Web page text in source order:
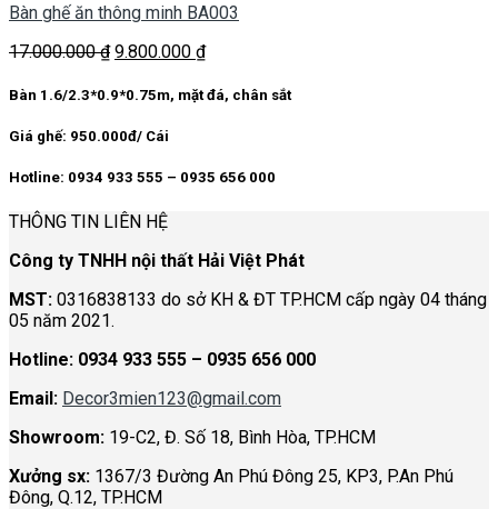
Bàn ghế ăn thông minh BA003
17.000.000₫ Giá
là:
9.800.000 ₫Giá
tại
Bàn 1.6/2.3*0.9*0.75m, mặt đá, chân sắt
Giá ghế: 950.000đ/ Cái
Hotline: 0934 933 555 – 0935 656 000
THÔNG TIN LIÊN HỆ
Công ty TNHH nội thất Hải Việt Phát
MST: 0316838133 do sở KH & ĐT TP.HCM cấp ngày 04 tháng
05 năm 2021.
Hotline: 0934 933 555 – 0935 656 000
Email: Decor3mien123@gmail.com
Showroom: 19-C2, Đ. Số 18, Bình Hòa, TP.HCM
Xưởng sx: 1367/3 Đường An Phú Đông 25, KP3, P.An Phú
Đông, Q.12, TP.HCM